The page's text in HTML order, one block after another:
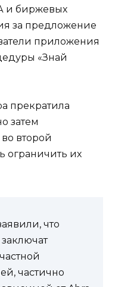
и биржевых
за предложение
приложения
«Знай
прекратила
затем
второй
ограничить их
что
частично